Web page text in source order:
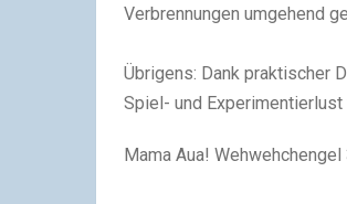
Verbrennungen umgehend
Übrigens: Dank praktischer
Spiel- und Experimentierlust
Mama Aua!